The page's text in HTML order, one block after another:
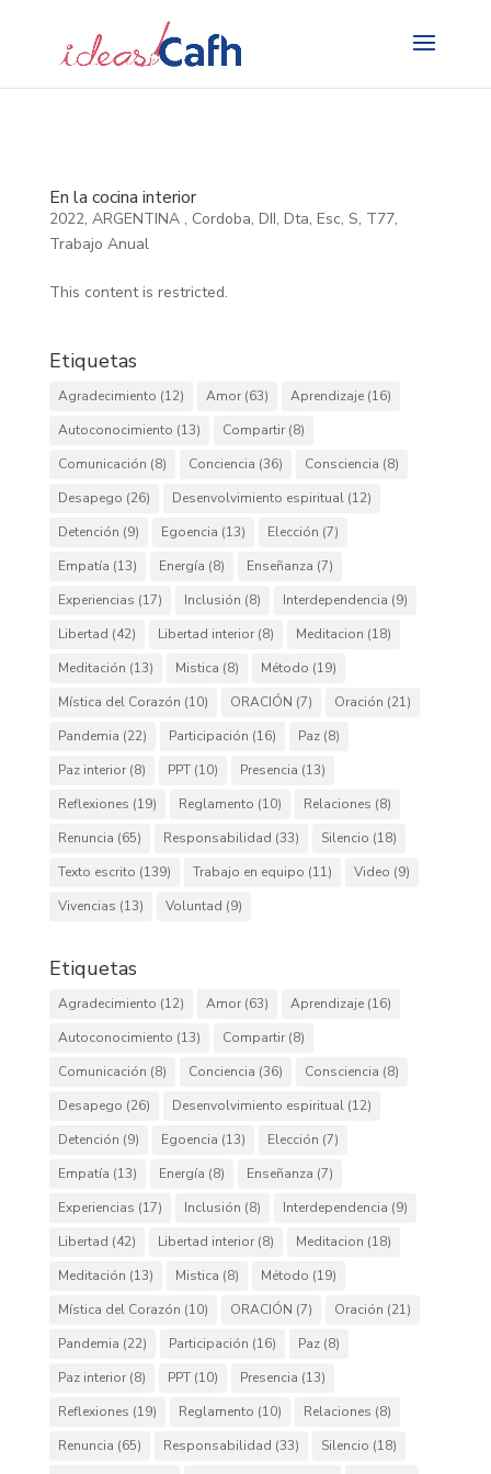
En la cocina interior
2022, ARGENTINA , Cordoba, DII, Dta, Esc, S, T77,
Trabajo Anual
This content is restricted.
Etiquetas
Agradecimiento (12) Amor(63) Aprendizaje(16)
Autoconocimiento (13) Compartir(8)
Comunicación (8) Conciencia (36) Consciencia (8)
Desapego (26) Desenvolvimiento espiritual(12)
Detención (9) Egoencia (13) Elección (7)
Empatía (13) Energía (8) Enseñanza (7)
Experiencias (17) Inclusión (8) Interdependencia (9)
Libertad (42) Libertad interior(8) Meditacion (18)
Meditación (13) Mistica (8) Método (19)
Mística del Corazón (10) ORACIÓN (7) Oración (21)
Pandemia (22) Participación (16) Paz(8)
Paz interior(8) PPT(10) Presencia (13)
Reflexiones (19) Reglamento (10) Relaciones (8)
Renuncia (65) Responsabilidad (33) Silencio (18)
Texto escrito (139) Trabajo en equipo (11) Video (9)
Vivencias (13) Voluntad (9)
Etiquetas
Agradecimiento (12) Amor(63) Aprendizaje(16)
Autoconocimiento (13) Compartir(8)
Comunicación (8) Conciencia (36) Consciencia (8)
Desapego (26) Desenvolvimiento espiritual(12)
Detención (9) Egoencia (13) Elección (7)
Empatía (13) Energía (8) Enseñanza (7)
Experiencias (17) Inclusión (8) Interdependencia (9)
Libertad (42) Libertad interior(8) Meditacion (18)
Meditación (13) Mistica (8) Método (19)
Mística del Corazón (10) ORACIÓN (7) Oración (21)
Pandemia (22) Participación (16) Paz(8)
Paz interior(8) PPT(10) Presencia (13)
Reflexiones (19) Reglamento (10) Relaciones (8)
Renuncia (65) Responsabilidad (33) Silencio (18)